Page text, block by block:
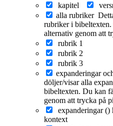
kapitel
alla rubriker
rubriker i
alternativ genom att
rubrik 1
rubrik 2
rubrik 3
expanderingar
döljer/visar alla
bibeltexten. Du kan
genom att trycka på
expanderingar ()
kontext